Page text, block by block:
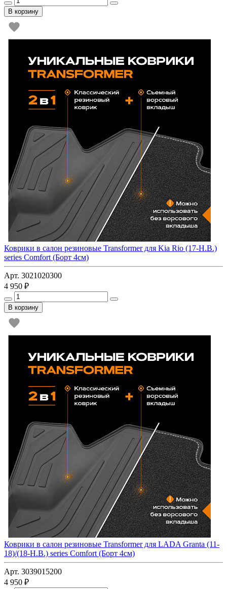
В корзину
Коврики в салон резиновые Transformer для Kia Rio (17-Н.В.)
series Comfort (Борт 4см)
Арт. 3021020300
4 950 ₽
В корзину
Коврики в салон резиновые Transformer для LADA Granta (11-
18)/(18-Н.В.) series Comfort (Борт 4см)
Арт. 3039015200
4 950 ₽